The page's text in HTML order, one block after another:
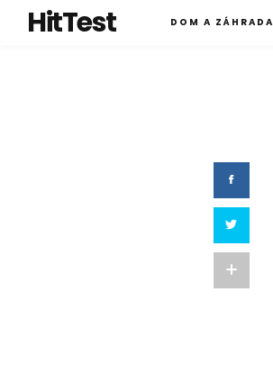
HitTest DOM A ZÁHRADA